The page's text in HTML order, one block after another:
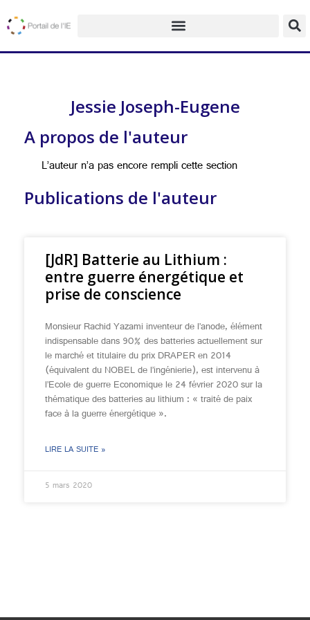
Jessie Joseph-Eugene
A propos de l'auteur
L’auteur n’a pas encore rempli cette section
Publications de l'auteur
[JdR] Batterie au Lithium :
entre guerre énergétique et
prise de conscience
Monsieur Rachid Yazami inventeur de l’anode, élément
indispensable dans 90% des batteries actuellement sur
le marché et titulaire du prix DRAPER en 2014
(équivalent du NOBEL de l’ingénierie), est intervenu à
l’Ecole de guerre Economique le 24 février 2020 sur la
thématique des batteries au lithium : « traité de paix
face à la guerre énergétique ».
LIRE LA SUITE »
5 mars 2020